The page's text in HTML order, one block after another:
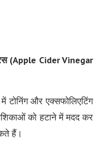
(Apple Cider Vinegar
टोनिंग और एक्सफोलिएटिंग
को हटाने में मदद कर
हैं।